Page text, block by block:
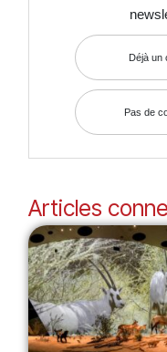
Déjà un
Pas de
Articles